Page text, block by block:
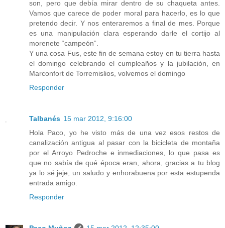
son, pero que debía mirar dentro de su chaqueta antes.
Vamos que carece de poder moral para hacerlo, es lo que
pretendo decir. Y nos enteraremos a final de mes. Porque
es una manipulación clara esperando darle el cortijo al
morenete “campeón”.
Y una cosa Fus, este fin de semana estoy en tu tierra hasta
el domingo celebrando el cumpleaños y la jubilación, en
Marconfort de Torremislios, volvemos el domingo
Responder
Talbanés 15 mar 2012, 9:16:00
Hola Paco, yo he visto más de una vez esos restos de
canalización antigua al pasar con la bicicleta de montaña
por el Arroyo Pedroche e inmediaciones, lo que pasa es
que no sabía de qué época eran, ahora, gracias a tu blog
ya lo sé jeje, un saludo y enhorabuena por esta estupenda
entrada amigo.
Responder